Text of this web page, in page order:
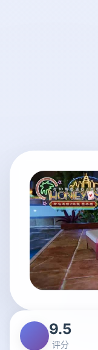
9.5
评分